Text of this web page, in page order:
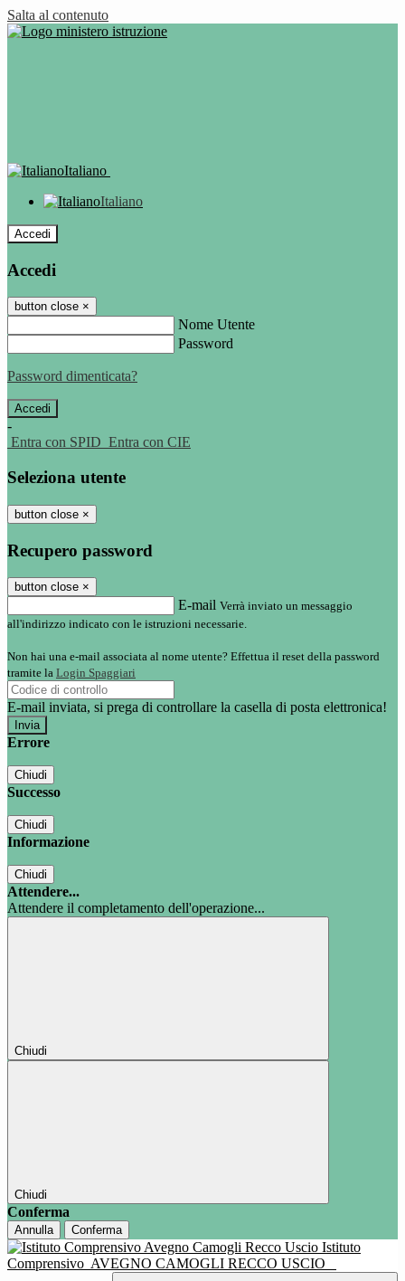
Salta al contenuto
Italiano
Italiano
Accedi
Accedi
button close ×
Nome Utente
Password
Password dimenticata?
-
Entra con SPID Entra con CIE
Seleziona utente
button close ×
Recupero password
button close ×
E-mail Verrà inviato un messaggio
all'indirizzo indicato con le istruzioni necessarie.
Non hai una e-mail associata al nome utente? Effettua il reset della password
tramite la Login Spaggiari
E-mail inviata, si prega di controllare la casella di posta elettronica!
Errore
Chiudi
Successo
Chiudi
Informazione
Chiudi
Attendere...
Attendere il completamento dell'operazione...
Chiudi
Chiudi
Conferma
Annulla Conferma
Istituto
Comprensivo AVEGNO CAMOGLI RECCO USCIO